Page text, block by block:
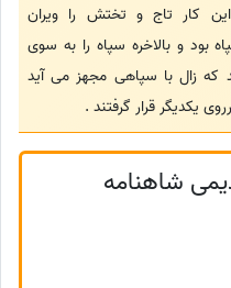
کار تاج و تختش را ویران
بود و بالاخره سپاه را به سوی
که زال با سپاهی مجهز می آید
یکدیگر قرار گرفتند .
شاهنامه